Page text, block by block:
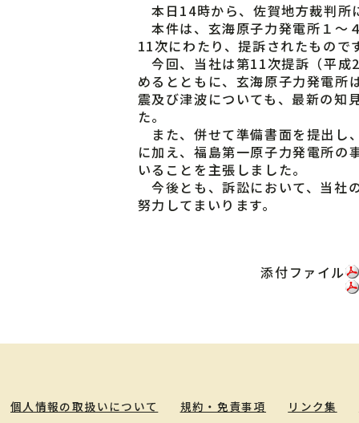
本日14時から、佐賀地方裁判所
本件は、玄海原子力発電所１～
11次にわたり、提訴されたもので
今回、当社は第11次提訴（平成
めるとともに、玄海原子力発電所
震及び津波についても、最新の知
た。
また、併せて準備書面を提出し
に加え、福島第一原子力発電所の
いることを主張しました。
今後とも、訴訟において、当社
努力してまいります。
添付ファイル
個人情報の取扱いについて 規約・免責事項 リンク集